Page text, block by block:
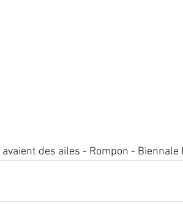
des ailes - Rompon - Biennale